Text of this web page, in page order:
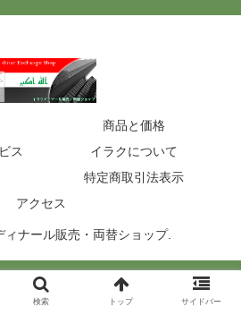
商品と価格
ス
イラクについて
特定商取引法表示
アクセス
ナール販売・両替ショップ.
検索 トップ サイドバー